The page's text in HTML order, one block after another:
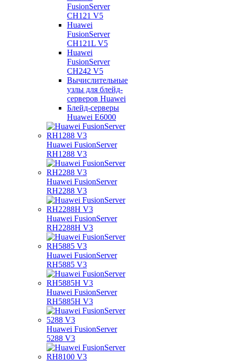
FusionServer
CH121 V5
Huawei
FusionServer
CH121L V5
Huawei
FusionServer
CH242 V5
Вычислительные
узлы для блейд-
серверов Huawei
Блейд-серверы
Huawei E6000
Huawei FusionServer
RH1288 V3
Huawei FusionServer
RH2288 V3
Huawei FusionServer
RH2288H V3
Huawei FusionServer
RH5885 V3
Huawei FusionServer
RH5885H V3
Huawei FusionServer
5288 V3